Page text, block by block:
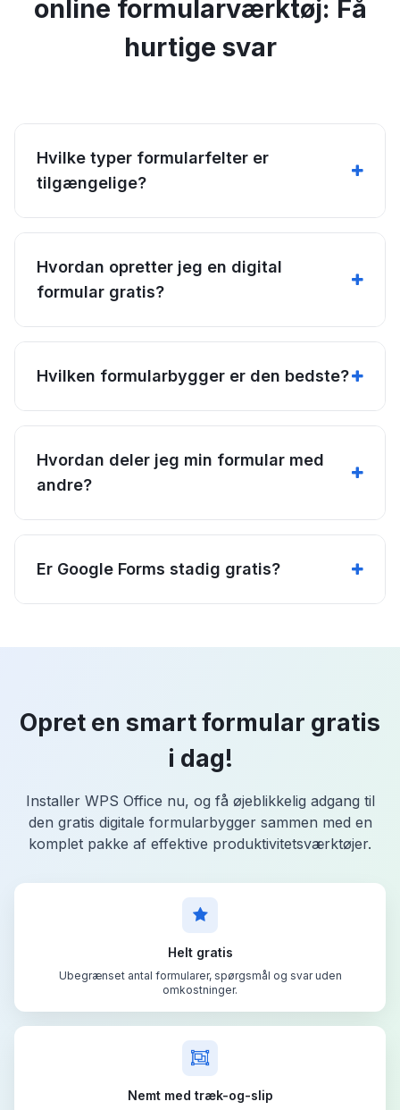
online formularværktøj: Få
hurtige svar
Hvilke typer formularfelter er
tilgængelige?
Hvordan opretter jeg en digital
formular gratis?
Hvilken formularbygger er den bedste?
Hvordan deler jeg min formular med
andre?
Er Google Forms stadig gratis?
Opret en smart formular gratis
i dag!
Installer WPS Office nu, og få øjeblikkelig adgang til
den gratis digitale formularbygger sammen med en
komplet pakke af effektive produktivitetsværktøjer.
Helt gratis
Ubegrænset antal formularer, spørgsmål og svar uden
omkostninger.
Nemt med træk-og-slip